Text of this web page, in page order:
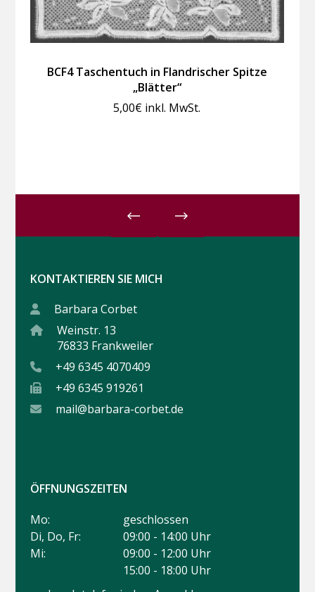
BCF4 Taschentuch in Flandrischer Spitze
„Blätter“
5,00€ inkl. MwSt.
KONTAKTIEREN SIE MICH
Barbara Corbet
Weinstr. 13
76833 Frankweiler
+49 6345 4070409
+49 6345 919261
mail@barbara-corbet.de
ÖFFNUNGSZEITEN
Mo:
geschlossen
Di, Do, Fr:
09:00 - 14:00 Uhr
Mi:
09:00 - 12:00 Uhr
15:00 - 18:00 Uhr